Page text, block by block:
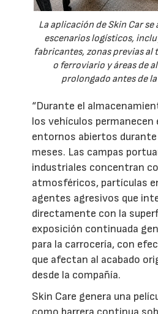
La aplicación de Skin Car
escenarios logísticos,
fabricantes, zonas previas
o ferroviario y áreas de
prolongado antes de
“Durante el
los vehículos permanecen
entornos abiertos durante
meses. Las campas
industriales concentran
atmosféricos, partículas
agentes agresivos que
directamente con la
exposición continuada
para la carrocería, con
que afectan al acabado
desde la compañía.
Skin Care genera una